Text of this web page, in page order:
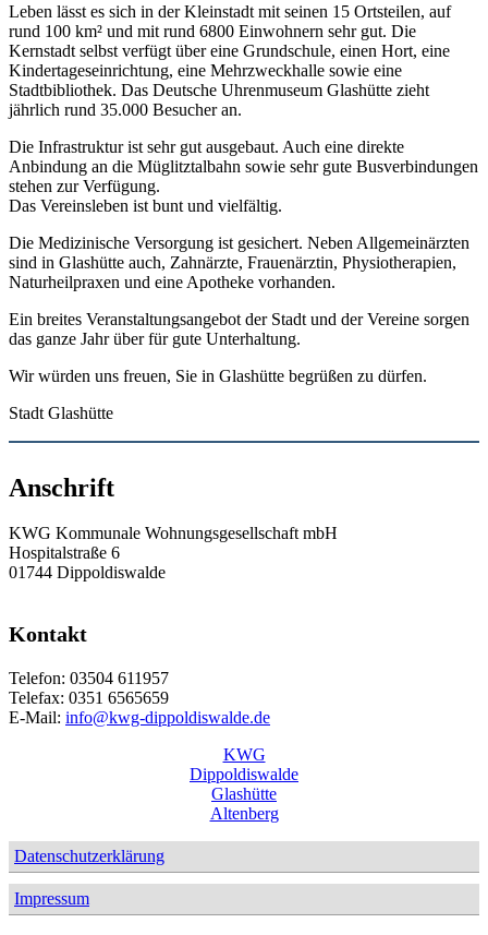
Leben lässt es sich in der Kleinstadt mit seinen 15 Ortsteilen, auf
rund 100 km² und mit rund 6800 Einwohnern sehr gut. Die
Kernstadt selbst verfügt über eine Grundschule, einen Hort, eine
Kindertageseinrichtung, eine Mehrzweckhalle sowie eine
Stadtbibliothek. Das Deutsche Uhrenmuseum Glashütte zieht
jährlich rund 35.000 Besucher an.
Die Infrastruktur ist sehr gut ausgebaut. Auch eine direkte
Anbindung an die Müglitztalbahn sowie sehr gute Busverbindungen
stehen zur Verfügung.
Das Vereinsleben ist bunt und vielfältig.
Die Medizinische Versorgung ist gesichert. Neben Allgemeinärzten
sind in Glashütte auch, Zahnärzte, Frauenärztin, Physiotherapien,
Naturheilpraxen und eine Apotheke vorhanden.
Ein breites Veranstaltungsangebot der Stadt und der Vereine sorgen
das ganze Jahr über für gute Unterhaltung.
Wir würden uns freuen, Sie in Glashütte begrüßen zu dürfen.
Stadt Glashütte
Anschrift
KWG Kommunale Wohnungsgesellschaft mbH
Hospitalstraße 6
01744 Dippoldiswalde
Kontakt
Telefon: 03504 611957
Telefax: 0351 6565659
E-Mail: info@kwg-dippoldiswalde.de
KWG
Dippoldiswalde
Glashütte
Altenberg
Datenschutzerklärung
Impressum